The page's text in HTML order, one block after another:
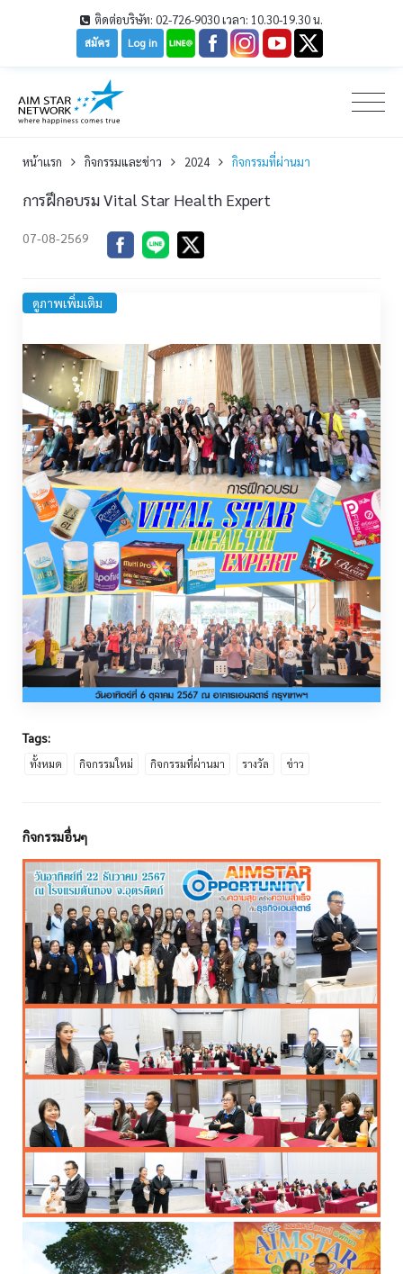
ติดต่อบริษัท: 02-726-9030 เวลา: 10.30-19.30 น.
Log in
สมัคร
หน้าเเรก กิจกรรมและข่าว 2024 กิจกรรมที่ผ่านมา
การฝึกอบรม Vital Star Health Expert
07-08-2569
ดูภาพเพิ่มเติม
Tags:
ทั้งหมด กิจกรรมใหม่ กิจกรรมที่ผ่านมา รางวัล ข่าว
กิจกรรมอื่นๆ